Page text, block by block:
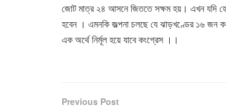
জোট মাত্র ২৪ আসনে জিততে সক্ষম হয়। এখন যদি
হবেন । এমনকি জল্পনা চলছে যে ঝাড়খণ্ডের ১৬ জন
এক অর্থে নির্মূল হয়ে যাবে কংগ্রেস ।।
Previous Post